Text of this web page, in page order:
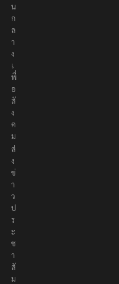
ป็
น
ก
ล
า
ง
เ
พื่
อ
สั
ง
ค
ม
ส่
ง
ข่
า
ว
ป
ร
ะ
ช
า
สั